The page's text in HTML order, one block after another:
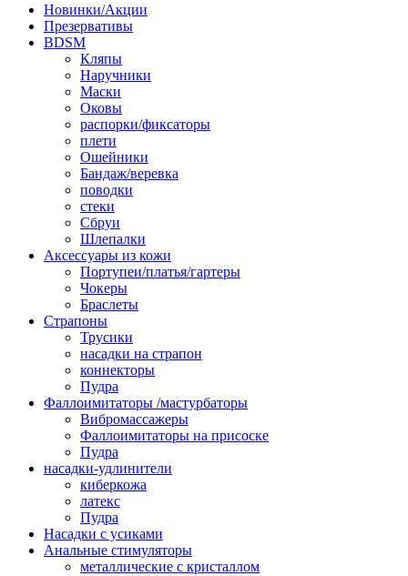
Новинки/Акции
Презервативы
BDSM
Кляпы
Наручники
Маски
Оковы
распорки/фиксаторы
плети
Ошейники
Бандаж/веревка
поводки
стеки
Сбруи
Шлепалки
Аксессуары из кожи
Портупеи/платья/гартеры
Чокеры
Браслеты
Страпоны
Трусики
насадки на страпон
коннекторы
Пудра
Фаллоимитаторы /мастурбаторы
Вибромассажеры
Фаллоимитаторы на присоске
Пудра
насадки-удлинители
киберкожа
латекс
Пудра
Насадки с усиками
Анальные стимуляторы
металлические с кристаллом